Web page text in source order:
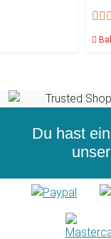
Du hast